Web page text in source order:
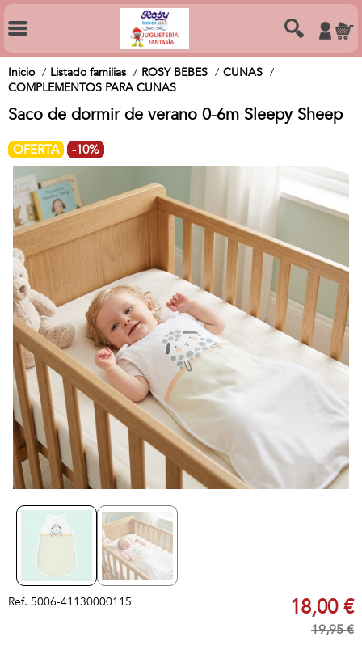
Inicio Listado familias ROSY BEBES
CUNAS
COMPLEMENTOS PARA CUNAS
Saco de dormir de verano 0-6m Sleepy Sheep
OFERTA -10%
Ref. 5006-41130000115 18,00 €
19,95 €